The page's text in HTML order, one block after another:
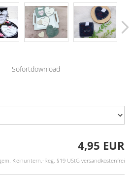
Sofortdownload
4,95 EUR
Kleinuntern.-Reg. §19 UStG versandkostenfrei